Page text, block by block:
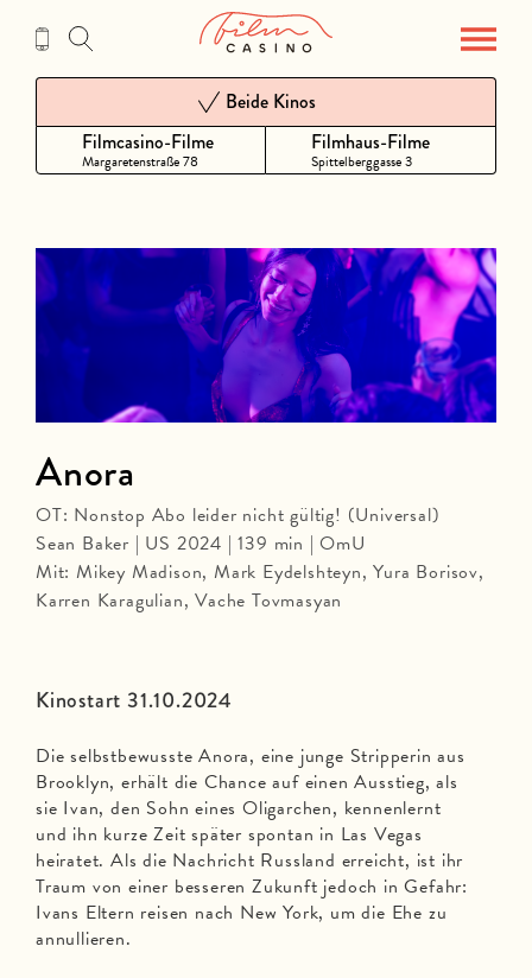
Inhalt
Filmcasino-Filme
Margaretenstraße 78
Beide Kinos
Filmhaus-Filme
Spittelberggasse 3
Kinostart 31.10.2024
Die selbstbewusste Anora, eine junge Stripperin aus
Brooklyn, erhält die Chance auf einen Ausstieg, als
sie Ivan, den Sohn eines Oligarchen, kennenlernt
und ihn kurze Zeit später spontan in Las Vegas
heiratet. Als die Nachricht Russland erreicht, ist ihr
Traum von einer besseren Zukunft jedoch in Gefahr:
Ivans Eltern reisen nach New York, um die Ehe zu
annullieren.
Anora
OT: Nonstop Abo leider nicht gültig! (Universal)
Sean Baker | US 2024 | 139 min | OmU
Mit: Mikey Madison, Mark Eydelshteyn, Yura Borisov,
Karren Karagulian, Vache Tovmasyan